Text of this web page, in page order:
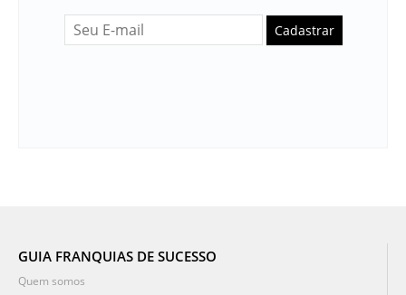
Cadastrar
GUIA FRANQUIAS DE SUCESSO
Quem somos